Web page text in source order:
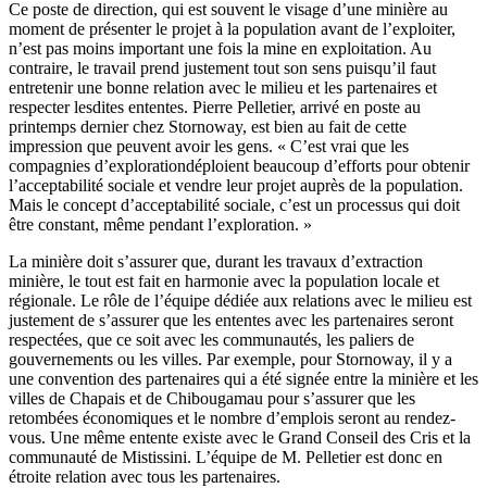
Ce poste de direction, qui est souvent le visage d’une minière au
moment de présenter le projet à la population avant de l’exploiter,
n’est pas moins important une fois la mine en exploitation. Au
contraire, le travail prend justement tout son sens puisqu’il faut
entretenir une bonne relation avec le milieu et les partenaires et
respecter lesdites ententes. Pierre Pelletier, arrivé en poste au
printemps dernier chez Stornoway, est bien au fait de cette
impression que peuvent avoir les gens. « C’est vrai que les
compagnies d’explorationdéploient beaucoup d’efforts pour obtenir
l’acceptabilité sociale et vendre leur projet auprès de la population.
Mais le concept d’acceptabilité sociale, c’est un processus qui doit
être constant, même pendant l’exploration. »
La minière doit s’assurer que, durant les travaux d’extraction
minière, le tout est fait en harmonie avec la population locale et
régionale. Le rôle de l’équipe dédiée aux relations avec le milieu est
justement de s’assurer que les ententes avec les partenaires seront
respectées, que ce soit avec les communautés, les paliers de
gouvernements ou les villes. Par exemple, pour Stornoway, il y a
une convention des partenaires qui a été signée entre la minière et les
villes de Chapais et de Chibougamau pour s’assurer que les
retombées économiques et le nombre d’emplois seront au rendez-
vous. Une même entente existe avec le Grand Conseil des Cris et la
communauté de Mistissini. L’équipe de M. Pelletier est donc en
étroite relation avec tous les partenaires.